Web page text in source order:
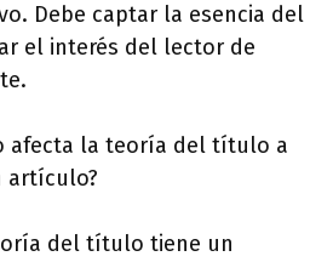
Debe captar la esencia del
el interés del lector de
afecta la teoría del título a
artículo?
del título tiene un